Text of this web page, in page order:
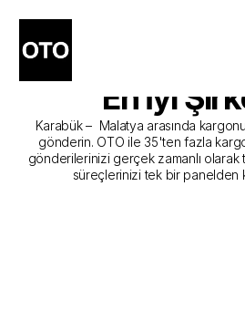
Karabük -
Gönderim
En İyi
Karabük –  Malatya arasında
gönderin. OTO ile 35'ten fazla kargo
gönderilerinizi gerçek zamanlı
süreçlerinizi tek bir panelden